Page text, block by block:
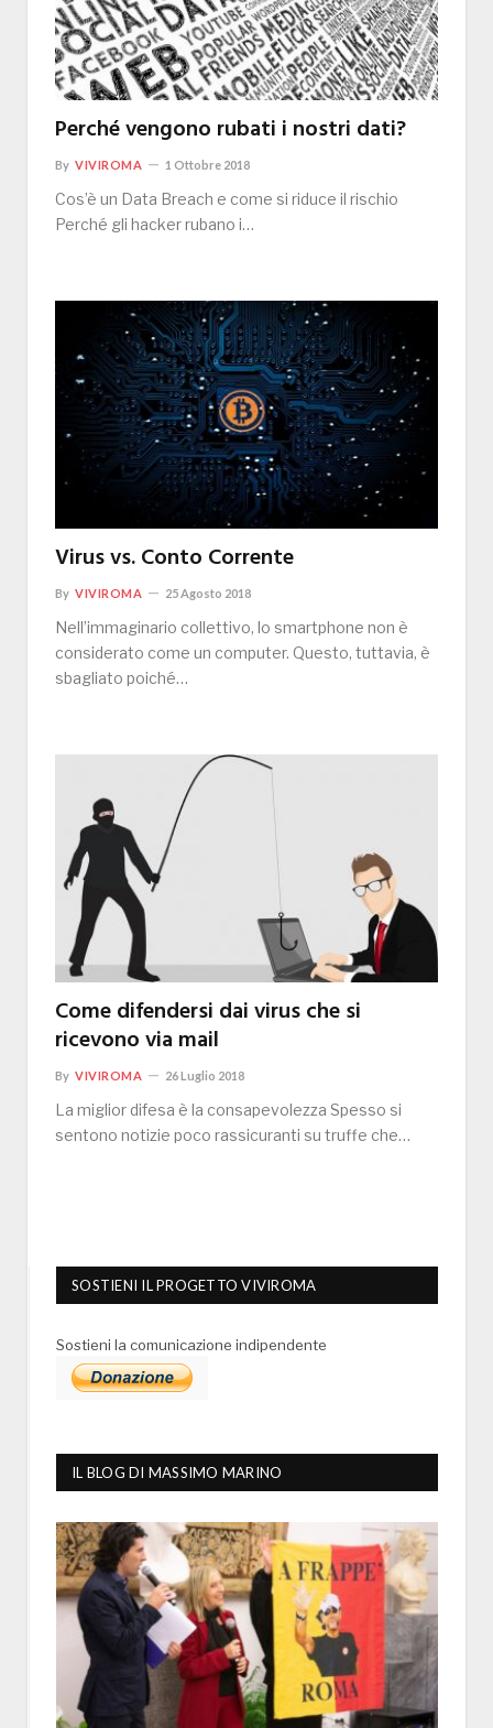
Perché vengono rubati i nostri dati?
By VIVIROMA 1 Ottobre 2018
Cos’è un Data Breach e come si riduce il rischio
Perché gli hacker rubano i…
Virus vs. Conto Corrente
By VIVIROMA 25 Agosto 2018
Nell’immaginario collettivo, lo smartphone non è
considerato come un computer. Questo, tuttavia, è
sbagliato poiché…
Come difendersi dai virus che si
ricevono via mail
By VIVIROMA 26 Luglio 2018
La miglior difesa è la consapevolezza Spesso si
sentono notizie poco rassicuranti su truffe che…
SOSTIENI IL PROGETTO VIVIROMA
Sostieni la comunicazione indipendente
IL BLOG DI MASSIMO MARINO